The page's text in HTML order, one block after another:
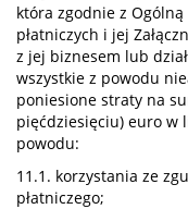
która zgodnie z
płatniczych i jej
z jej biznesem lub
wszystkie z powodu
poniesione straty na
pięćdziesięciu) euro w
powodu:
11.1. korzystania ze
płatniczego;